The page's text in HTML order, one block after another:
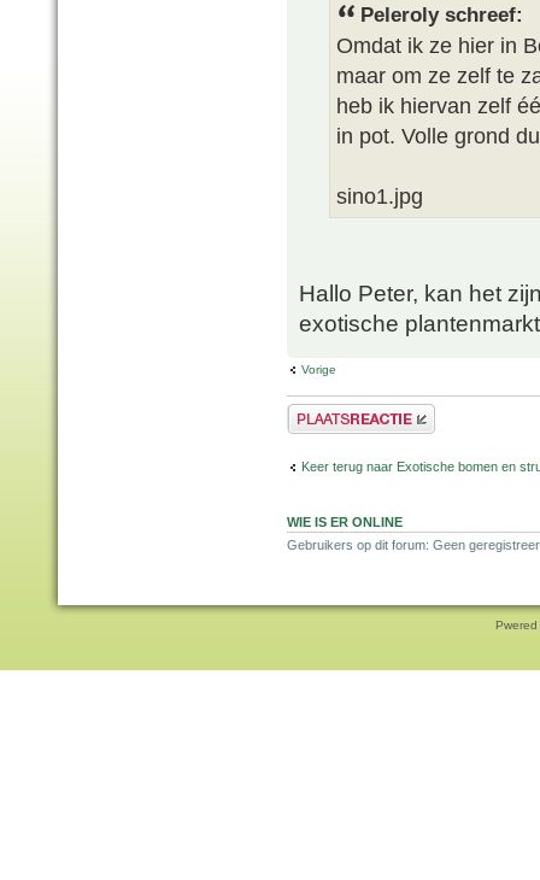
Peleroly schreef:
Omdat ik ze hier in
maar om ze zelf te
heb ik hiervan zelf
in pot. Volle grond
sino1.jpg
Hallo Peter, kan het
exotische
Vorige
Plaats een reactie
Keer terug naar Exotische bomen en
WIE IS ER ONLINE
Gebruikers op dit forum: Geen